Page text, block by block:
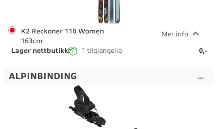
K2 Reckoner 110 Women
163cm
Mer info
Lager nettbutikk: 1 tilgjengelig 0,-
ALPINBINDING